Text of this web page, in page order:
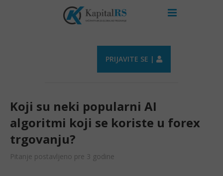
PRIJAVITE SE |
Koji su neki popularni AI
algoritmi koji se koriste u forex
trgovanju?
Pitanje postavljeno pre 3 godine